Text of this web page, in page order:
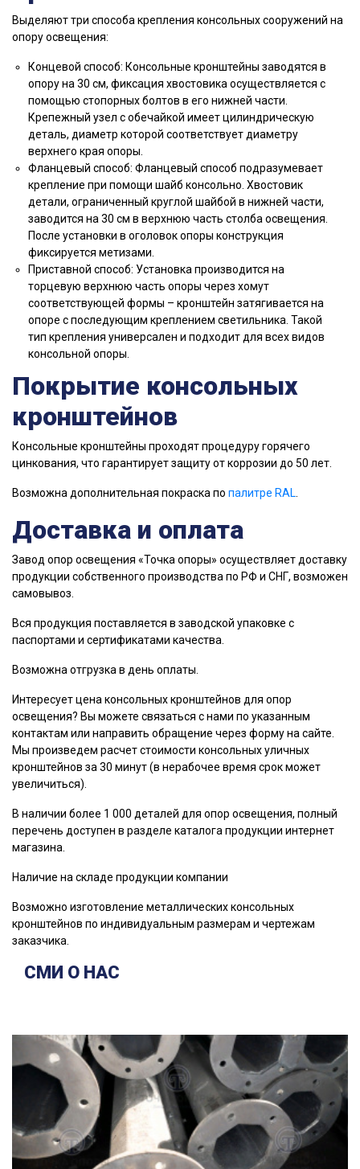
Выделяют три способа крепления консольных сооружений на
опору освещения:
Концевой способ: Консольные кронштейны заводятся в
опору на 30 см, фиксация хвостовика осуществляется с
помощью стопорных болтов в его нижней части.
Крепежный узел с обечайкой имеет цилиндрическую
деталь, диаметр которой соответствует диаметру
верхнего края опоры.
Фланцевый способ: Фланцевый способ подразумевает
крепление при помощи шайб консольно. Хвостовик
детали, ограниченный круглой шайбой в нижней части,
заводится на 30 см в верхнюю часть столба освещения.
После установки в оголовок опоры конструкция
фиксируется метизами.
Приставной способ: Установка производится на
торцевую верхнюю часть опоры через хомут
соответствующей формы – кронштейн затягивается на
опоре с последующим креплением светильника. Такой
тип крепления универсален и подходит для всех видов
консольной опоры.
Покрытие консольных
кронштейнов
Консольные кронштейны проходят процедуру горячего
цинкования, что гарантирует защиту от коррозии до 50 лет.
Возможна дополнительная покраска по палитре RAL
Доставка и оплата
Завод опор освещения «Точка опоры» осуществляет доставку
продукции собственного производства по РФ и СНГ, возможен
самовывоз.
Вся продукция поставляется в заводской упаковке с
паспортами и сертификатами качества.
Возможна отгрузка в день оплаты.
Интересует цена консольных кронштейнов для опор
освещения? Вы можете связаться с нами по указанным
контактам или направить обращение через форму на сайте.
Мы произведем расчет стоимости консольных уличных
кронштейнов за 30 минут (в нерабочее время срок может
увеличиться).
В наличии более 1 000 деталей для опор освещения, полный
перечень доступен в разделе каталога продукции интернет
магазина.
Наличие на складе продукции компании
Возможно изготовление металлических консольных
кронштейнов по индивидуальным размерам и чертежам
заказчика.
СМИ О НАС